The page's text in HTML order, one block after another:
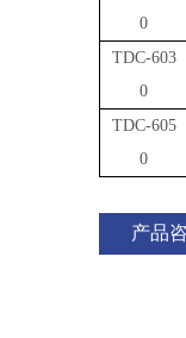
0
TDC-603
0
TDC-605
0
产品